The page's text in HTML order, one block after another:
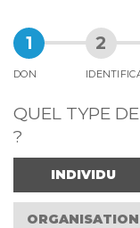
DON
QUEL TYPE
?
INDIVIDU
ORGANISATION